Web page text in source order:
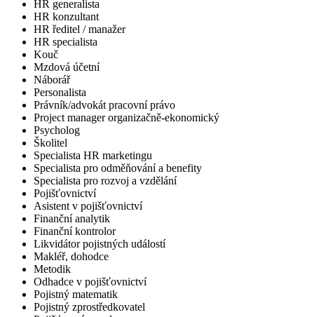
HR generalista
HR konzultant
HR ředitel / manažer
HR specialista
Kouč
Mzdová účetní
Náborář
Personalista
Právník/advokát pracovní právo
Project manager organizačně-ekonomický
Psycholog
Školitel
Specialista HR marketingu
Specialista pro odměňování a benefity
Specialista pro rozvoj a vzdělání
Pojišťovnictví
Asistent v pojišťovnictví
Finanční analytik
Finanční kontrolor
Likvidátor pojistných událostí
Makléř, dohodce
Metodik
Odhadce v pojišťovnictví
Pojistný matematik
Pojistný zprostředkovatel